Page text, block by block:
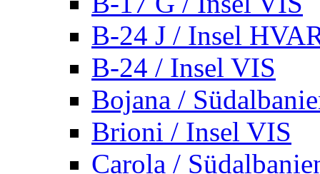
B-24 J / Insel
B-24 / Insel VIS
Bojana /
Brioni / Insel VIS
Carola /